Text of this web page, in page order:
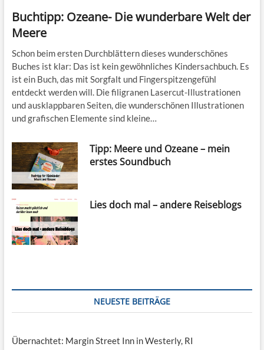
Buchtipp: Ozeane- Die wunderbare Welt der
Meere
Schon beim ersten Durchblättern dieses wunderschönes
Buches ist klar: Das ist kein gewöhnliches Kindersachbuch. Es
ist ein Buch, das mit Sorgfalt und Fingerspitzengefühl
entdeckt werden will. Die filigranen Lasercut-Illustrationen
und ausklappbaren Seiten, die wunderschönen Illustrationen
und grafischen Elemente sind kleine…
Tipp: Meere und Ozeane – mein
erstes Soundbuch
Lies doch mal – andere Reiseblogs
NEUESTE BEITRÄGE
Übernachtet: Margin Street Inn in Westerly, RI